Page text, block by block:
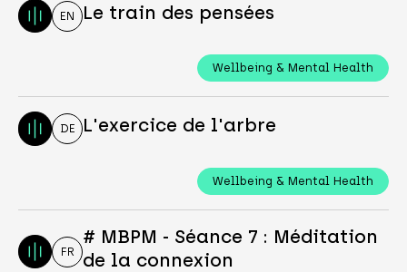
EN Le train des pensées
Wellbeing & Mental Health
DE L'exercice de l'arbre
Wellbeing & Mental Health
FR
# MBPM - Séance 7 : Méditation
de la connexion